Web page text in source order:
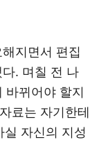
지면서 편집
. 며칠 전 나
바뀌어야 할지
료는 자기한테
실 자신의 지성